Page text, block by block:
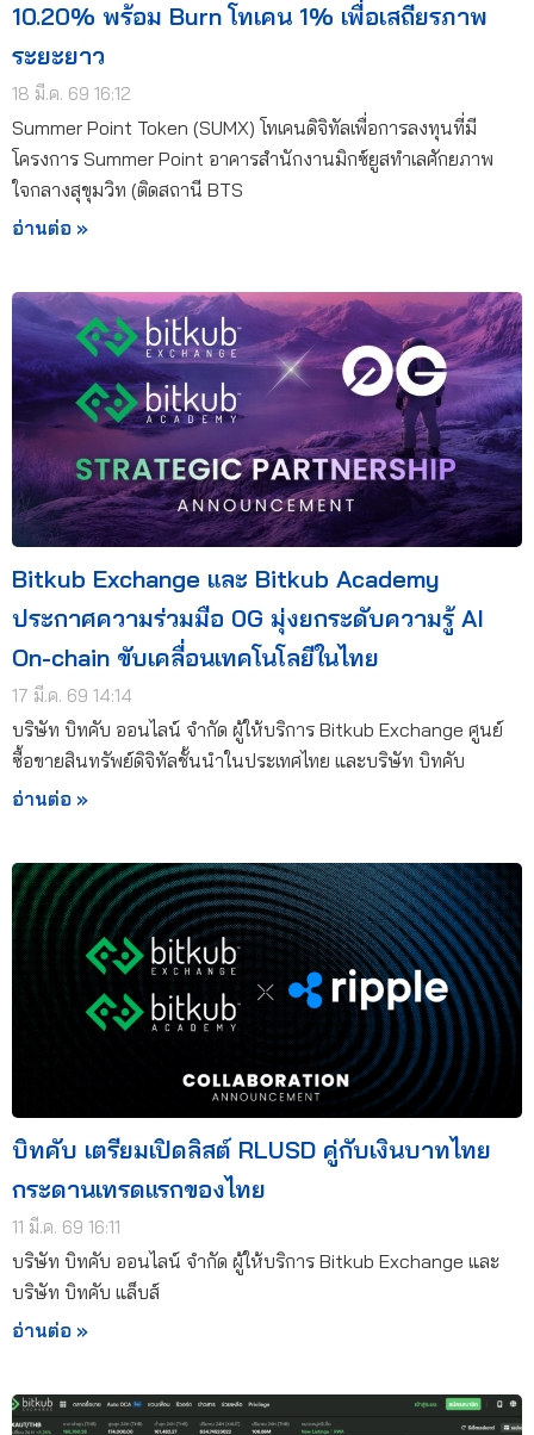
10.20% พร้อม Burn โทเคน 1% เพื่อเสถียรภาพ
ระยะยาว
18 มี.ค. 69 16:12
Summer Point Token (SUMX) โทเคนดิจิทัลเพื่อการลงทุนที่มี
โครงการ Summer Point อาคารสำนักงานมิกซ์ยูสทำเลศักยภาพ
ใจกลางสุขุมวิท (ติดสถานี BTS
อ่านต่อ »
Bitkub Exchange และ Bitkub Academy
ประกาศความร่วมมือ 0G มุ่งยกระดับความรู้ AI
On-chain ขับเคลื่อนเทคโนโลยีในไทย
17 มี.ค. 69 14:14
บริษัท บิทคับ ออนไลน์ จำกัด ผู้ให้บริการ Bitkub Exchange ศูนย์
ซื้อขายสินทรัพย์ดิจิทัลชั้นนำในประเทศไทย และบริษัท บิทคับ
อ่านต่อ »
บิทคับ เตรียมเปิดลิสต์ RLUSD คู่กับเงินบาทไทย
กระดานเทรดแรกของไทย
11 มี.ค. 69 16:11
บริษัท บิทคับ ออนไลน์ จำกัด ผู้ให้บริการ Bitkub Exchange และ
บริษัท บิทคับ แล็บส์
อ่านต่อ »